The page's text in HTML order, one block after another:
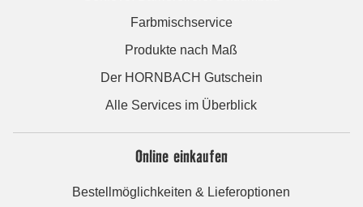
Farbmischservice
Produkte nach Maß
Der HORNBACH Gutschein
Alle Services im Überblick
Online einkaufen
Bestellmöglichkeiten & Lieferoptionen